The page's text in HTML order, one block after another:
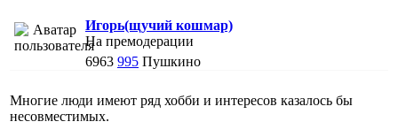
Игорь(щучий кошмар)
На премодерации
6963 995 Пушкино
Многие люди имеют ряд хобби и интересов казалось бы
несовместимых.